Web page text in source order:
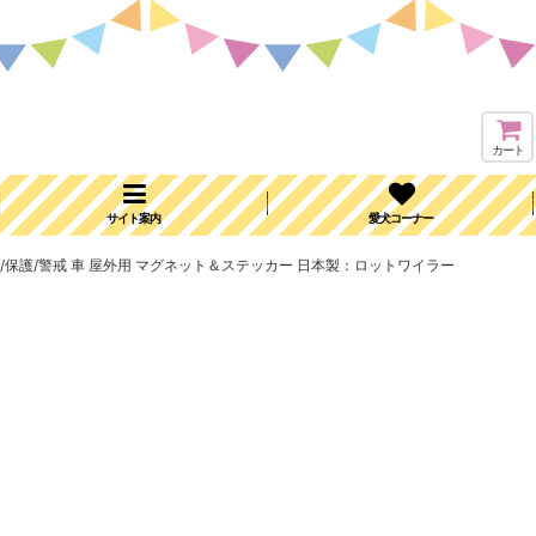
カート
サイト案内 愛犬コーナー
護/警戒 車 屋外用 マグネット＆ステッカー 日本製：ロットワイラー